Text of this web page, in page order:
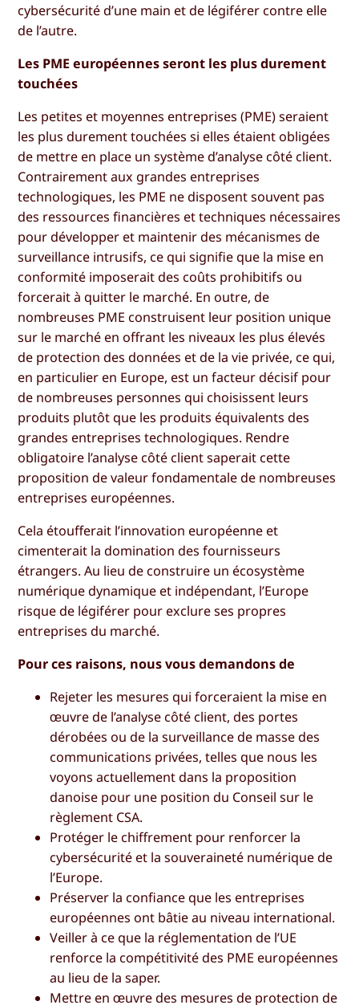
cybersécurité d’une main et de légiférer contre elle
de l’autre.
Les PME européennes seront les plus durement
touchées
Les petites et moyennes entreprises (PME) seraient
les plus durement touchées si elles étaient obligées
de mettre en place un système d’analyse côté client.
Contrairement aux grandes entreprises
technologiques, les PME ne disposent souvent pas
des ressources financières et techniques nécessaires
pour développer et maintenir des mécanismes de
surveillance intrusifs, ce qui signifie que la mise en
conformité imposerait des coûts prohibitifs ou
forcerait à quitter le marché. En outre, de
nombreuses PME construisent leur position unique
sur le marché en offrant les niveaux les plus élevés
de protection des données et de la vie privée, ce qui,
en particulier en Europe, est un facteur décisif pour
de nombreuses personnes qui choisissent leurs
produits plutôt que les produits équivalents des
grandes entreprises technologiques. Rendre
obligatoire l’analyse côté client saperait cette
proposition de valeur fondamentale de nombreuses
entreprises européennes.
Cela étoufferait l’innovation européenne et
cimenterait la domination des fournisseurs
étrangers. Au lieu de construire un écosystème
numérique dynamique et indépendant, l’Europe
risque de légiférer pour exclure ses propres
entreprises du marché.
Pour ces raisons, nous vous demandons de
Rejeter les mesures qui forceraient la mise en
œuvre de l’analyse côté client, des portes
dérobées ou de la surveillance de masse des
communications privées, telles que nous les
voyons actuellement dans la proposition
danoise pour une position du Conseil sur le
règlement CSA.
Protéger le chiffrement pour renforcer la
cybersécurité et la souveraineté numérique de
l’Europe.
Préserver la confiance que les entreprises
européennes ont bâtie au niveau international.
Veiller à ce que la réglementation de l’UE
renforce la compétitivité des PME européennes
au lieu de la saper.
Mettre en œuvre des mesures de protection de